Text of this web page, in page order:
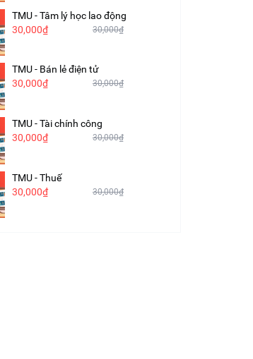
TMU - Tâm lý học lao động
30,000₫
30,000₫
TMU - Bán lẻ điện tử
30,000₫
30,000₫
TMU - Tài chính công
30,000₫
30,000₫
TMU - Thuế
30,000₫
30,000₫